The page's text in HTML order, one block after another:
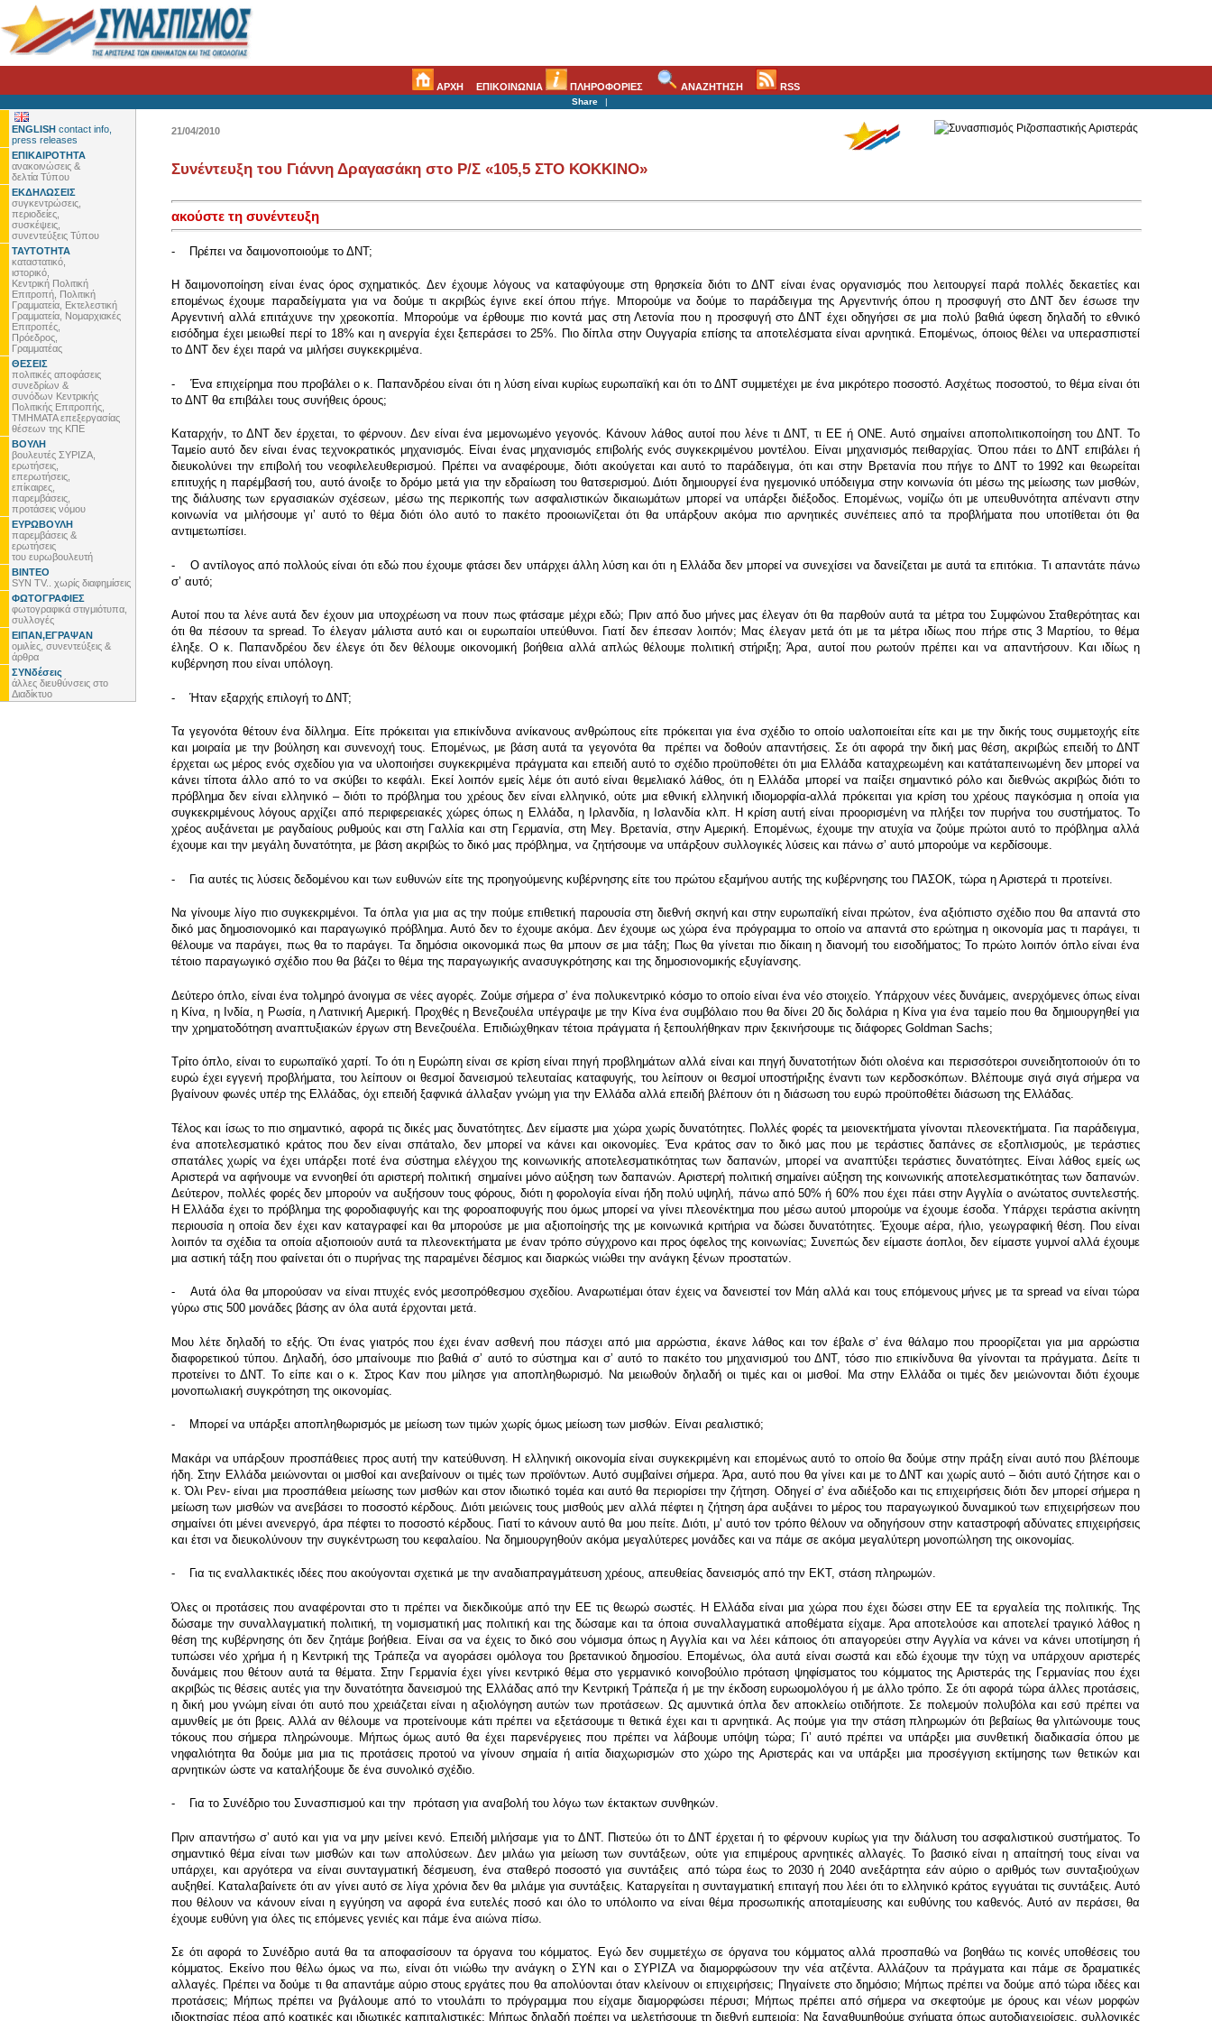
ΑΡΧΗ ΕΠΙΚΟΙΝΩΝΙΑ ΠΛΗΡΟΦΟΡΙΕΣ ΑΝΑΖΗΤΗΣΗ RSS
Share |
ENGLISH contact info,
press releases
ΕΠΙΚΑΙΡΟΤΗΤΑ
ανακοινώσεις &
δελτία Τύπου
ΕΚΔΗΛΩΣΕΙΣ
συγκεντρώσεις,
περιοδείες,
συσκέψεις,
συνεντεύξεις Τύπου
ΤΑΥΤΟΤΗΤΑ
καταστατικό,
ιστορικό,
Κεντρική Πολιτική
Επιτροπή, Πολιτική
Γραμματεία, Εκτελεστική
Γραμματεία, Νομαρχιακές
Επιτροπές,
Πρόεδρος,
Γραμματέας
ΘΕΣΕΙΣ
πολιτικές αποφάσεις
συνεδρίων &
συνόδων Κεντρικής
Πολιτικής Επιτροπής,
ΤΜΗΜΑΤΑ επεξεργασίας
θέσεων της ΚΠΕ
ΒΟΥΛΗ
βουλευτές ΣΥΡΙΖΑ,
ερωτήσεις,
επερωτήσεις,
επίκαιρες,
παρεμβάσεις,
προτάσεις νόμου
ΕΥΡΩΒΟΥΛΗ
παρεμβάσεις &
ερωτήσεις
του ευρωβουλευτή
ΒΙΝΤΕΟ
SYN TV.. χωρίς διαφημίσεις
ΦΩΤΟΓΡΑΦΙΕΣ
φωτογραφικά στιγμιότυπα,
συλλογές
ΕΙΠΑΝ,ΕΓΡΑΨΑΝ
ομιλίες, συνεντεύξεις &
άρθρα
ΣΥΝδέσεις
άλλες διευθύνσεις στο
Διαδίκτυο
21/04/2010
Συνέντευξη του Γιάννη Δραγασάκη στο Ρ/Σ «105,5 ΣΤΟ ΚΟΚΚΙΝΟ»
ακούστε τη συνέντευξη
- Πρέπει να δαιμονοποιούμε το ΔΝΤ;
Η δαιμονοποίηση είναι ένας όρος σχηματικός. Δεν έχουμε λόγους να καταφύγουμε στη θρησκεία διότι το ΔΝΤ είναι ένας οργανισμός που λειτουργεί παρά πολλές δεκαετίες και
επομένως έχουμε παραδείγματα για να δούμε τι ακριβώς έγινε εκεί όπου πήγε. Μπορούμε να δούμε το παράδειγμα της Αργεντινής όπου η προσφυγή στο ΔΝΤ δεν έσωσε την
Αργεντινή αλλά επιτάχυνε την χρεοκοπία. Μπορούμε να έρθουμε πιο κοντά μας στη Λετονία που η προσφυγή στο ΔΝΤ έχει οδηγήσει σε μια πολύ βαθιά ύφεση δηλαδή το εθνικό
εισόδημα έχει μειωθεί περί το 18% και η ανεργία έχει ξεπεράσει το 25%. Πιο δίπλα στην Ουγγαρία επίσης τα αποτελέσματα είναι αρνητικά. Επομένως, όποιος θέλει να υπερασπιστεί
το ΔΝΤ δεν έχει παρά να μιλήσει συγκεκριμένα.
- Ένα επιχείρημα που προβάλει ο κ. Παπανδρέου είναι ότι η λύση είναι κυρίως ευρωπαϊκή και ότι το ΔΝΤ συμμετέχει με ένα μικρότερο ποσοστό. Ασχέτως ποσοστού, το θέμα είναι ότι
το ΔΝΤ θα επιβάλει τους συνήθεις όρους;
Καταρχήν, το ΔΝΤ δεν έρχεται, το φέρνουν. Δεν είναι ένα μεμονωμένο γεγονός. Κάνουν λάθος αυτοί που λένε τι ΔΝΤ, τι ΕΕ ή ΟΝΕ. Αυτό σημαίνει αποπολιτικοποίηση του ΔΝΤ. Το
Ταμείο αυτό δεν είναι ένας τεχνοκρατικός μηχανισμός. Είναι ένας μηχανισμός επιβολής ενός συγκεκριμένου μοντέλου. Είναι μηχανισμός πειθαρχίας. Όπου πάει το ΔΝΤ επιβάλει ή
διευκολύνει την επιβολή του νεοφιλελευθερισμού. Πρέπει να αναφέρουμε, διότι ακούγεται και αυτό το παράδειγμα, ότι και στην Βρετανία που πήγε το ΔΝΤ το 1992 και θεωρείται
επιτυχής η παρέμβασή του, αυτό άνοιξε το δρόμο μετά για την εδραίωση του θατσερισμού. Διότι δημιουργεί ένα ηγεμονικό υπόδειγμα στην κοινωνία ότι μέσω της μείωσης των μισθών,
της διάλυσης των εργασιακών σχέσεων, μέσω της περικοπής των ασφαλιστικών δικαιωμάτων μπορεί να υπάρξει διέξοδος. Επομένως, νομίζω ότι με υπευθυνότητα απέναντι στην
κοινωνία να μιλήσουμε γιʼ αυτό το θέμα διότι όλο αυτό το πακέτο προοιωνίζεται ότι θα υπάρξουν ακόμα πιο αρνητικές συνέπειες από τα προβλήματα που υποτίθεται ότι θα
αντιμετωπίσει.
- Ο αντίλογος από πολλούς είναι ότι εδώ που έχουμε φτάσει δεν υπάρχει άλλη λύση και ότι η Ελλάδα δεν μπορεί να συνεχίσει να δανείζεται με αυτά τα επιτόκια. Τι απαντάτε πάνω
σʼ αυτό;
Αυτοί που τα λένε αυτά δεν έχουν μια υποχρέωση να πουν πως φτάσαμε μέχρι εδώ; Πριν από δυο μήνες μας έλεγαν ότι θα παρθούν αυτά τα μέτρα του Συμφώνου Σταθερότητας και
ότι θα πέσουν τα spread. Το έλεγαν μάλιστα αυτό και οι ευρωπαίοι υπεύθυνοι. Γιατί δεν έπεσαν λοιπόν; Μας έλεγαν μετά ότι με τα μέτρα ιδίως που πήρε στις 3 Μαρτίου, το θέμα
έληξε. Ο κ. Παπανδρέου δεν έλεγε ότι δεν θέλουμε οικονομική βοήθεια αλλά απλώς θέλουμε πολιτική στήριξη; Άρα, αυτοί που ρωτούν πρέπει και να απαντήσουν. Και ιδίως η
κυβέρνηση που είναι υπόλογη.
- Ήταν εξαρχής επιλογή το ΔΝΤ;
Τα γεγονότα θέτουν ένα δίλλημα. Είτε πρόκειται για επικίνδυνα ανίκανους ανθρώπους είτε πρόκειται για ένα σχέδιο το οποίο υαλοποιείται είτε και με την δικής τους συμμετοχής είτε
και μοιραία με την βούληση και συνενοχή τους. Επομένως, με βάση αυτά τα γεγονότα θα πρέπει να δοθούν απαντήσεις. Σε ότι αφορά την δική μας θέση, ακριβώς επειδή το ΔΝΤ
έρχεται ως μέρος ενός σχεδίου για να υλοποιήσει συγκεκριμένα πράγματα και επειδή αυτό το σχέδιο προϋποθέτει ότι μια Ελλάδα καταχρεωμένη και κατάταπεινωμένη δεν μπορεί να
κάνει τίποτα άλλο από το να σκύβει το κεφάλι. Εκεί λοιπόν εμείς λέμε ότι αυτό είναι θεμελιακό λάθος, ότι η Ελλάδα μπορεί να παίξει σημαντικό ρόλο και διεθνώς ακριβώς διότι το
πρόβλημα δεν είναι ελληνικό – διότι το πρόβλημα του χρέους δεν είναι ελληνικό, ούτε μια εθνική ελληνική ιδιομορφία-αλλά πρόκειται για κρίση του χρέους παγκόσμια η οποία για
συγκεκριμένους λόγους αρχίζει από περιφερειακές χώρες όπως η Ελλάδα, η Ιρλανδία, η Ισλανδία κλπ. Η κρίση αυτή είναι προορισμένη να πλήξει τον πυρήνα του συστήματος. Το
χρέος αυξάνεται με ραγδαίους ρυθμούς και στη Γαλλία και στη Γερμανία, στη Μεγ. Βρετανία, στην Αμερική. Επομένως, έχουμε την ατυχία να ζούμε πρώτοι αυτό το πρόβλημα αλλά
έχουμε και την μεγάλη δυνατότητα, με βάση ακριβώς το δικό μας πρόβλημα, να ζητήσουμε να υπάρξουν συλλογικές λύσεις και πάνω σʼ αυτό μπορούμε να κερδίσουμε.
- Για αυτές τις λύσεις δεδομένου και των ευθυνών είτε της προηγούμενης κυβέρνησης είτε του πρώτου εξαμήνου αυτής της κυβέρνησης του ΠΑΣΟΚ, τώρα η Αριστερά τι προτείνει.
Να γίνουμε λίγο πιο συγκεκριμένοι. Τα όπλα για μια ας την πούμε επιθετική παρουσία στη διεθνή σκηνή και στην ευρωπαϊκή είναι πρώτον, ένα αξιόπιστο σχέδιο που θα απαντά στο
δικό μας δημοσιονομικό και παραγωγικό πρόβλημα. Αυτό δεν το έχουμε ακόμα. Δεν έχουμε ως χώρα ένα πρόγραμμα το οποίο να απαντά στο ερώτημα η οικονομία μας τι παράγει, τι
θέλουμε να παράγει, πως θα το παράγει. Τα δημόσια οικονομικά πως θα μπουν σε μια τάξη; Πως θα γίνεται πιο δίκαιη η διανομή του εισοδήματος; Το πρώτο λοιπόν όπλο είναι ένα
τέτοιο παραγωγικό σχέδιο που θα βάζει το θέμα της παραγωγικής ανασυγκρότησης και της δημοσιονομικής εξυγίανσης.
Δεύτερο όπλο, είναι ένα τολμηρό άνοιγμα σε νέες αγορές. Ζούμε σήμερα σʼ ένα πολυκεντρικό κόσμο το οποίο είναι ένα νέο στοιχείο. Υπάρχουν νέες δυνάμεις, ανερχόμενες όπως είναι
η Κίνα, η Ινδία, η Ρωσία, η Λατινική Αμερική. Προχθές η Βενεζουέλα υπέγραψε με την Κίνα ένα συμβόλαιο που θα δίνει 20 δις δολάρια η Κίνα για ένα ταμείο που θα δημιουργηθεί για
την χρηματοδότηση αναπτυξιακών έργων στη Βενεζουέλα. Επιδιώχθηκαν τέτοια πράγματα ή ξεπουλήθηκαν πριν ξεκινήσουμε τις διάφορες Goldman Sachs;
Τρίτο όπλο, είναι το ευρωπαϊκό χαρτί. Το ότι η Ευρώπη είναι σε κρίση είναι πηγή προβλημάτων αλλά είναι και πηγή δυνατοτήτων διότι ολοένα και περισσότεροι συνειδητοποιούν ότι το
ευρώ έχει εγγενή προβλήματα, του λείπουν οι θεσμοί δανεισμού τελευταίας καταφυγής, του λείπουν οι θεσμοί υποστήριξης έναντι των κερδοσκόπων. Βλέπουμε σιγά σιγά σήμερα να
βγαίνουν φωνές υπέρ της Ελλάδας, όχι επειδή ξαφνικά άλλαξαν γνώμη για την Ελλάδα αλλά επειδή βλέπουν ότι η διάσωση του ευρώ προϋποθέτει διάσωση της Ελλάδας.
Τέλος και ίσως το πιο σημαντικό, αφορά τις δικές μας δυνατότητες. Δεν είμαστε μια χώρα χωρίς δυνατότητες. Πολλές φορές τα μειονεκτήματα γίνονται πλεονεκτήματα. Για παράδειγμα,
ένα αποτελεσματικό κράτος που δεν είναι σπάταλο, δεν μπορεί να κάνει και οικονομίες. Ένα κράτος σαν το δικό μας που με τεράστιες δαπάνες σε εξοπλισμούς, με τεράστιες
σπατάλες χωρίς να έχει υπάρξει ποτέ ένα σύστημα ελέγχου της κοινωνικής αποτελεσματικότητας των δαπανών, μπορεί να αναπτύξει τεράστιες δυνατότητες. Είναι λάθος εμείς ως
Αριστερά να αφήνουμε να εννοηθεί ότι αριστερή πολιτική σημαίνει μόνο αύξηση των δαπανών. Αριστερή πολιτική σημαίνει αύξηση της κοινωνικής αποτελεσματικότητας των δαπανών.
Δεύτερον, πολλές φορές δεν μπορούν να αυξήσουν τους φόρους, διότι η φορολογία είναι ήδη πολύ υψηλή, πάνω από 50% ή 60% που έχει πάει στην Αγγλία ο ανώτατος συντελεστής.
Η Ελλάδα έχει το πρόβλημα της φοροδιαφυγής και της φοροαποφυγής που όμως μπορεί να γίνει πλεονέκτημα που μέσω αυτού μπορούμε να έχουμε έσοδα. Υπάρχει τεράστια ακίνητη
περιουσία η οποία δεν έχει καν καταγραφεί και θα μπορούσε με μια αξιοποίησής της με κοινωνικά κριτήρια να δώσει δυνατότητες. Έχουμε αέρα, ήλιο, γεωγραφική θέση. Που είναι
λοιπόν τα σχέδια τα οποία αξιοποιούν αυτά τα πλεονεκτήματα με έναν τρόπο σύγχρονο και προς όφελος της κοινωνίας; Συνεπώς δεν είμαστε άοπλοι, δεν είμαστε γυμνοί αλλά έχουμε
μια αστική τάξη που φαίνεται ότι ο πυρήνας της παραμένει δέσμιος και διαρκώς νιώθει την ανάγκη ξένων προστατών.
- Αυτά όλα θα μπορούσαν να είναι πτυχές ενός μεσοπρόθεσμου σχεδίου. Αναρωτιέμαι όταν έχεις να δανειστεί τον Μάη αλλά και τους επόμενους μήνες με τα spread να είναι τώρα
γύρω στις 500 μονάδες βάσης αν όλα αυτά έρχονται μετά.
Μου λέτε δηλαδή το εξής. Ότι ένας γιατρός που έχει έναν ασθενή που πάσχει από μια αρρώστια, έκανε λάθος και τον έβαλε σʼ ένα θάλαμο που προορίζεται για μια αρρώστια
διαφορετικού τύπου. Δηλαδή, όσο μπαίνουμε πιο βαθιά σʼ αυτό το σύστημα και σʼ αυτό το πακέτο του μηχανισμού του ΔΝΤ, τόσο πιο επικίνδυνα θα γίνονται τα πράγματα. Δείτε τι
προτείνει το ΔΝΤ. Το είπε και ο κ. Στρος Καν που μίλησε για αποπληθωρισμό. Να μειωθούν δηλαδή οι τιμές και οι μισθοί. Μα στην Ελλάδα οι τιμές δεν μειώνονται διότι έχουμε
μονοπωλιακή συγκρότηση της οικονομίας.
- Μπορεί να υπάρξει αποπληθωρισμός με μείωση των τιμών χωρίς όμως μείωση των μισθών. Είναι ρεαλιστικό;
Μακάρι να υπάρξουν προσπάθειες προς αυτή την κατεύθυνση. Η ελληνική οικονομία είναι συγκεκριμένη και επομένως αυτό το οποίο θα δούμε στην πράξη είναι αυτό που βλέπουμε
ήδη. Στην Ελλάδα μειώνονται οι μισθοί και ανεβαίνουν οι τιμές των προϊόντων. Αυτό συμβαίνει σήμερα. Άρα, αυτό που θα γίνει και με το ΔΝΤ και χωρίς αυτό – διότι αυτό ζήτησε και ο
κ. Όλι Ρεν- είναι μια προσπάθεια μείωσης των μισθών και στον ιδιωτικό τομέα και αυτό θα περιορίσει την ζήτηση. Οδηγεί σʼ ένα αδιέξοδο και τις επιχειρήσεις διότι δεν μπορεί σήμερα η
μείωση των μισθών να ανεβάσει το ποσοστό κέρδους. Διότι μειώνεις τους μισθούς μεν αλλά πέφτει η ζήτηση άρα αυξάνει το μέρος του παραγωγικού δυναμικού των επιχειρήσεων που
σημαίνει ότι μένει ανενεργό, άρα πέφτει το ποσοστό κέρδους. Γιατί το κάνουν αυτό θα μου πείτε. Διότι, μʼ αυτό τον τρόπο θέλουν να οδηγήσουν στην καταστροφή αδύνατες επιχειρήσεις
και έτσι να διευκολύνουν την συγκέντρωση του κεφαλαίου. Να δημιουργηθούν ακόμα μεγαλύτερες μονάδες και να πάμε σε ακόμα μεγαλύτερη μονοπώληση της οικονομίας.
- Για τις εναλλακτικές ιδέες που ακούγονται σχετικά με την αναδιαπραγμάτευση χρέους, απευθείας δανεισμός από την ΕΚΤ, στάση πληρωμών.
Όλες οι προτάσεις που αναφέρονται στο τι πρέπει να διεκδικούμε από την ΕΕ τις θεωρώ σωστές. Η Ελλάδα είναι μια χώρα που έχει δώσει στην ΕΕ τα εργαλεία της πολιτικής. Της
δώσαμε την συναλλαγματική πολιτική, τη νομισματική μας πολιτική και της δώσαμε και τα όποια συναλλαγματικά αποθέματα είχαμε. Άρα αποτελούσε και αποτελεί τραγικό λάθος η
θέση της κυβέρνησης ότι δεν ζητάμε βοήθεια. Είναι σα να έχεις το δικό σου νόμισμα όπως η Αγγλία και να λέει κάποιος ότι απαγορεύει στην Αγγλία να κάνει να κάνει υποτίμηση ή
τυπώσει νέο χρήμα ή η Κεντρική της Τράπεζα να αγοράσει ομόλογα του βρετανικού δημοσίου. Επομένως, όλα αυτά είναι σωστά και εδώ έχουμε την τύχη να υπάρχουν αριστερές
δυνάμεις που θέτουν αυτά τα θέματα. Στην Γερμανία έχει γίνει κεντρικό θέμα στο γερμανικό κοινοβούλιο πρόταση ψηφίσματος του κόμματος της Αριστεράς της Γερμανίας που έχει
ακριβώς τις θέσεις αυτές για την δυνατότητα δανεισμού της Ελλάδας από την Κεντρική Τράπεζα ή με την έκδοση ευρωομολόγου ή με άλλο τρόπο. Σε ότι αφορά τώρα άλλες προτάσεις,
η δική μου γνώμη είναι ότι αυτό που χρειάζεται είναι η αξιολόγηση αυτών των προτάσεων. Ως αμυντικά όπλα δεν αποκλείω οτιδήποτε. Σε πολεμούν πολυβόλα και εσύ πρέπει να
αμυνθείς με ότι βρεις. Αλλά αν θέλουμε να προτείνουμε κάτι πρέπει να εξετάσουμε τι θετικά έχει και τι αρνητικά. Ας πούμε για την στάση πληρωμών ότι βεβαίως θα γλιτώνουμε τους
τόκους που σήμερα πληρώνουμε. Μήπως όμως αυτό θα έχει παρενέργειες που πρέπει να λάβουμε υπόψη τώρα; Γιʼ αυτό πρέπει να υπάρξει μια συνθετική διαδικασία όπου με
νηφαλιότητα θα δούμε μια μια τις προτάσεις προτού να γίνουν σημαία ή αιτία διαχωρισμών στο χώρο της Αριστεράς και να υπάρξει μια προσέγγιση εκτίμησης των θετικών και
αρνητικών ώστε να καταλήξουμε δε ένα συνολικό σχέδιο.
- Για το Συνέδριο του Συνασπισμού και την πρόταση για αναβολή του λόγω των έκτακτων συνθηκών.
Πριν απαντήσω σʼ αυτό και για να μην μείνει κενό. Επειδή μιλήσαμε για το ΔΝΤ. Πιστεύω ότι το ΔΝΤ έρχεται ή το φέρνουν κυρίως για την διάλυση του ασφαλιστικού συστήματος. Το
σημαντικό θέμα είναι των μισθών και των απολύσεων. Δεν μιλάω για μείωση των συντάξεων, ούτε για επιμέρους αρνητικές αλλαγές. Το βασικό είναι η απαίτησή τους είναι να
υπάρχει, και αργότερα να είναι συνταγματική δέσμευση, ένα σταθερό ποσοστό για συντάξεις από τώρα έως το 2030 ή 2040 ανεξάρτητα εάν αύριο ο αριθμός των συνταξιούχων
αυξηθεί. Καταλαβαίνετε ότι αν γίνει αυτό σε λίγα χρόνια δεν θα μιλάμε για συντάξεις. Καταργείται η συνταγματική επιταγή που λέει ότι το ελληνικό κράτος εγγυάται τις συντάξεις. Αυτό
που θέλουν να κάνουν είναι η εγγύηση να αφορά ένα ευτελές ποσό και όλο το υπόλοιπο να είναι θέμα προσωπικής αποταμίευσης και ευθύνης του καθενός. Αυτό αν περάσει, θα
έχουμε ευθύνη για όλες τις επόμενες γενιές και πάμε ένα αιώνα πίσω.
Σε ότι αφορά το Συνέδριο αυτά θα τα αποφασίσουν τα όργανα του κόμματος. Εγώ δεν συμμετέχω σε όργανα του κόμματος αλλά προσπαθώ να βοηθάω τις κοινές υποθέσεις του
κόμματος. Εκείνο που θέλω όμως να πω, είναι ότι νιώθω την ανάγκη ο ΣΥΝ και ο ΣΥΡΙΖΑ να διαμορφώσουν την νέα ατζέντα. Αλλάζουν τα πράγματα και πάμε σε δραματικές
αλλαγές. Πρέπει να δούμε τι θα απαντάμε αύριο στους εργάτες που θα απολύονται όταν κλείνουν οι επιχειρήσεις; Πηγαίνετε στο δημόσιο; Μήπως πρέπει να δούμε από τώρα ιδέες και
προτάσεις; Μήπως πρέπει να βγάλουμε από το ντουλάπι το πρόγραμμα που είχαμε διαμορφώσει πέρυσι; Μήπως πρέπει από σήμερα να σκεφτούμε με όρους και νέων μορφών
ιδιοκτησίας πέρα από κρατικές και ιδιωτικές καπιταλιστικές; Μήπως δηλαδή πρέπει να μελετήσουμε τη διεθνή εμπειρία; Να ξαναθυμηθούμε σχήματα όπως αυτοδιαχειρίσεις, συλλογικές